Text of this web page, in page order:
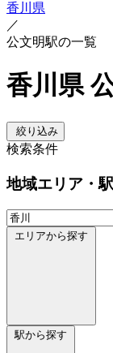
香川県
／
公文明駅の一覧
香川県
絞り込み
検索条件
地域エリア・駅
エリアから探す
駅から探す